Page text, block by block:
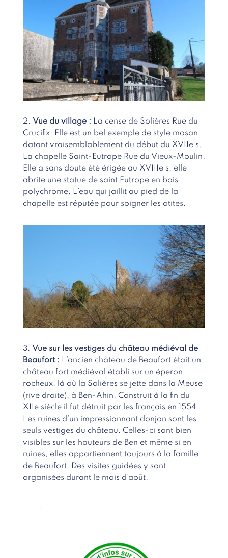
2. Vue du village : La cense de Solières Rue du
Crucifix. Elle est un bel exemple de style mosan
datant vraisemblablement du début du XVIIe s.
La chapelle Saint-Eutrope Rue du Vieux-Moulin.
Elle a sans doute été érigée au XVIIIe s, elle
abrite une statue de saint Eutrope en bois
polychrome. L’eau qui jaillit au pied de la
chapelle est réputée pour soigner les otites.
3. Vue sur les vestiges du château médiéval de
Beaufort : L’ancien château de Beaufort était un
château fort médiéval établi sur un éperon
rocheux, là où la Solières se jette dans la Meuse
(rive droite), à Ben-Ahin. Construit à la fin du
XIIe siècle il fut détruit par les français en 1554.
Les ruines d’un impressionnant donjon sont les
seuls vestiges du château. Celles-ci sont bien
visibles sur les hauteurs de Ben et même si en
ruines, elles appartiennent toujours à la famille
de Beaufort. Des visites guidées y sont
organisées durant le mois d’août.